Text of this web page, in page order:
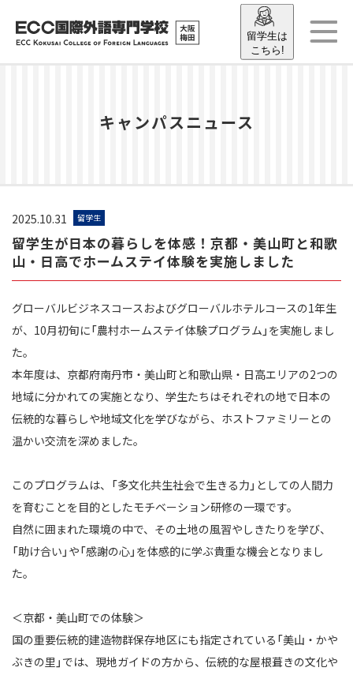
留学生は
こちら!
キャンパスニュース
2025.10.31 留学生
留学生が日本の暮らしを体感！京都・美山町と和歌
山・日高でホームステイ体験を実施しました
グローバルビジネスコースおよびグローバルホテルコースの1年生
が、10月初旬に「農村ホームステイ体験プログラム」を実施しまし
た。
本年度は、京都府南丹市・美山町と和歌山県・日高エリアの2つの
地域に分かれての実施となり、学生たちはそれぞれの地で日本の
伝統的な暮らしや地域文化を学びながら、ホストファミリーとの
温かい交流を深めました。
このプログラムは、「多文化共生社会で生きる力」としての人間力
を育むことを目的としたモチベーション研修の一環です。
自然に囲まれた環境の中で、その土地の風習やしきたりを学び、
「助け合い」や「感謝の心」を体感的に学ぶ貴重な機会となりまし
た。
＜京都・美山町での体験＞
国の重要伝統的建造物群保存地区にも指定されている「美山・かや
ぶきの里」では、現地ガイドの方から、伝統的な屋根葺きの文化や